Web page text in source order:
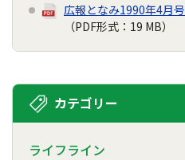
広報となみ1990年4月号
（PDF形式：19 MB）
カテゴリー
ライフライン